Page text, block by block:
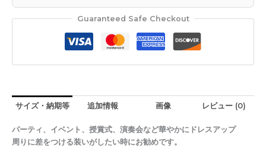
Guaranteed Safe Checkout
サイズ・納期等 追加情報 画像 レビュー (0)
パーティ、イベント、授賞式、演奏会など華やかにドレスアップ
周りに差をつける装いがしたい時にお勧めです。